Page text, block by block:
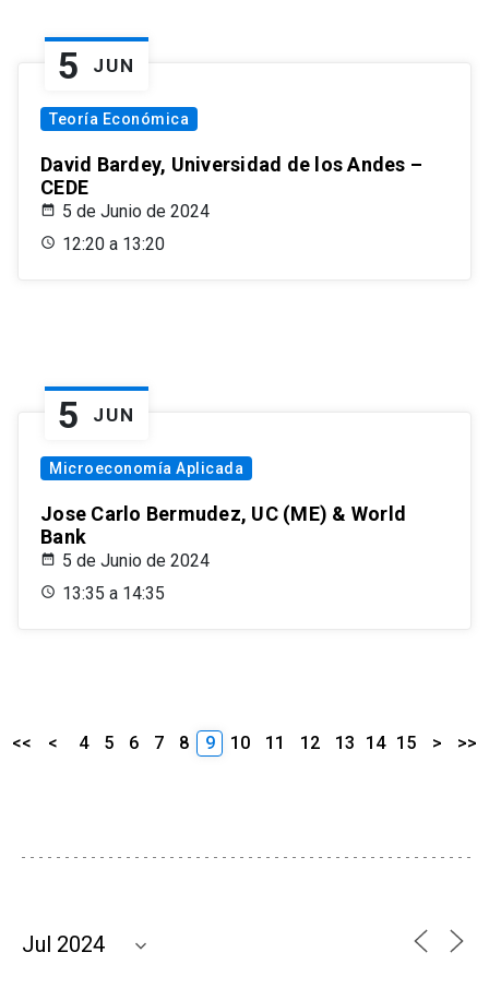
5 JUN
Teoría Económica
David Bardey, Universidad de los Andes –
CEDE
5 de Junio de 2024
12:20 a 13:20
5 JUN
Microeconomía Aplicada
Jose Carlo Bermudez, UC (ME) & World
Bank
5 de Junio de 2024
13:35 a 14:35
<< < 4 5 6 7 8 9 10 11 12 13 14 15 > >>